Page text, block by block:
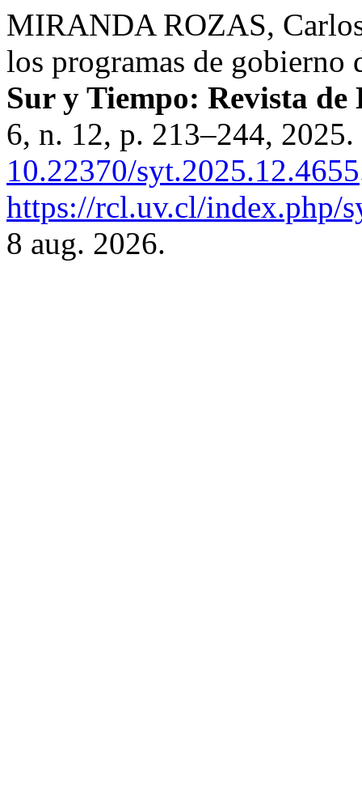
MIRANDA ROZAS,
los programas de gobierno
Sur y Tiempo: Revista
6, n. 12, p. 213–244,
10.22370/syt.2025.12.4655
https://rcl.uv.cl/index.php/
8 aug. 2026.